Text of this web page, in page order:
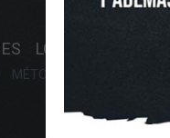
INICIO
LONGBOARD
MÉTODOS DE PAGO,